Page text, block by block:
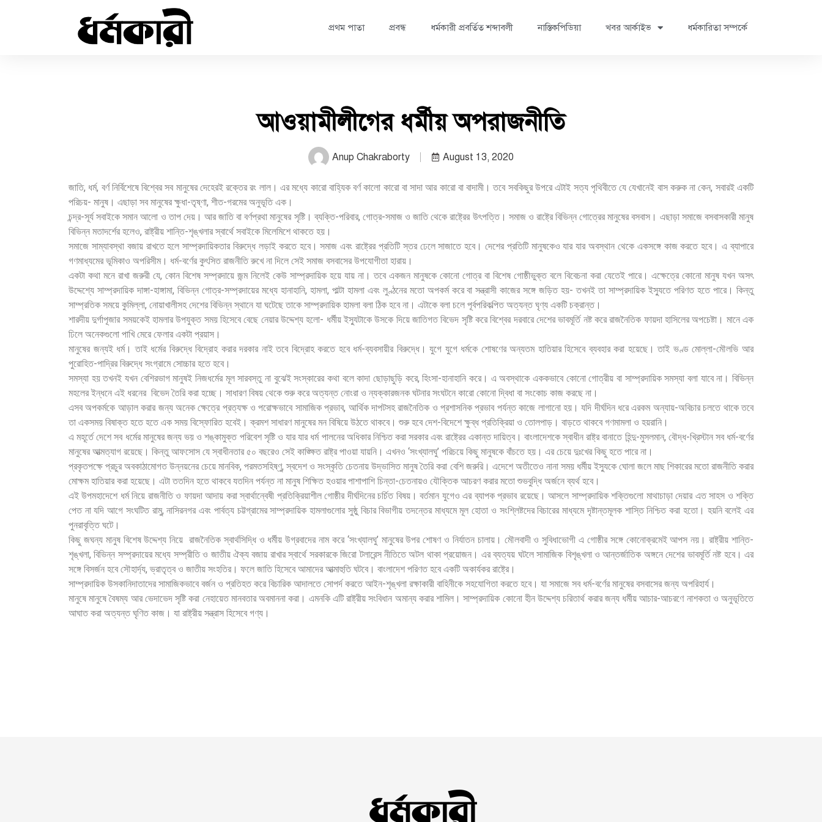
প্রথম পাতা প্রবন্ধ ধর্মকারী প্রবর্তিত শব্দাবলী নাস্তিকপিডিয়া খবর আর্কাইভ ধর্মকারিতা সম্পর্কে
আওয়ামীলীগের ধর্মীয় অপরাজনীতি
Anup Chakraborty August 13, 2020
জাতি, ধর্ম, বর্ণ নির্বিশেষে বিশ্বের সব মানুষের দেহেরই রক্তের রং লাল। এর মধ্যে কারো বাহ্যিক বর্ণ কালো কারো বা সাদা আর কারো বা বাদামী। তবে সবকিছুর উপরে এটাই সত্য পৃথিবীতে যে যেখানেই বাস করুক না কেন, সবারই একটি
পরিচয়- মানুষ। এছাড়া সব মানুষের ক্ষুধা-তৃষ্ণা, শীত-গরমের অনুভূতি এক।
চন্দ্র-সূর্য সবাইকে সমান আলো ও তাপ দেয়। আর জাতি বা বর্ণপ্রথা মানুষের সৃষ্টি। ব্যক্তি-পরিবার, গোত্র-সমাজ ও জাতি থেকে রাষ্ট্রের উৎপত্তি। সমাজ ও রাষ্ট্রে বিভিন্ন গোত্রের মানুষের বসবাস। এছাড়া সমাজে বসবাসকারী মানুষ
বিভিন্ন মতাদর্শের হলেও, রাষ্ট্রীয় শান্তি-শৃঙ্খলার স্বার্থে সবাইকে মিলেমিশে থাকতে হয়।
সমাজে সাম্যাবস্থা বজায় রাখতে হলে সাম্প্রদায়িকতার বিরুদ্ধে লড়াই করতে হবে। সমাজ এবং রাষ্ট্রের প্রতিটি স্তর ঢেলে সাজাতে হবে। দেশের প্রতিটি মানুষকেও যার যার অবস্থান থেকে একসঙ্গে কাজ করতে হবে। এ ব্যাপারে
গণমাধ্যমের ভূমিকাও অপরিসীম। ধর্ম-বর্ণের কুৎসিত রাজনীতি রুখে না দিলে সেই সমাজ বসবাসের উপযোগীতা হারায়।
একটা কথা মনে রাখা জরুরী যে, কোন বিশেষ সম্প্রদায়ে জন্ম নিলেই কেউ সাম্প্রদায়িক হয়ে যায় না। তবে একজন মানুষকে কোনো গোত্র বা বিশেষ গোষ্ঠীভুক্ত বলে বিবেচনা করা যেতেই পারে। এক্ষেত্রে কোনো মানুষ যখন অসৎ
উদ্দেশ্যে সাম্প্রদায়িক দাঙ্গা-হাঙ্গামা, বিভিন্ন গোত্র-সম্প্রদায়ের মধ্যে হানাহানি, হামলা, পাল্টা হামলা এবং লুণ্ঠনের মতো অপকর্ম করে বা সন্ত্রাসী কাজের সঙ্গে জড়িত হয়- তখনই তা সাম্প্রদায়িক ইস্যুতে পরিণত হতে পারে। কিন্তু
সাম্প্রতিক সময়ে কুমিল্লা, নোয়াখালীসহ দেশের বিভিন্ন স্থানে যা ঘটেছে তাকে সাম্প্রদায়িক হামলা বলা ঠিক হবে না। এটাকে বলা চলে পূর্বপরিকল্পিত অত্যন্ত ঘৃণ্য একটি চক্রান্ত।
শারদীয় দুর্গাপূজার সময়কেই হামলার উপযুক্ত সময় হিসেবে বেছে নেয়ার উদ্দেশ্য হলো- ধর্মীয় ইস্যুটাকে উসকে দিয়ে জাতিগত বিভেদ সৃষ্টি করে বিশ্বের দরবারে দেশের ভাবমূর্তি নষ্ট করে রাজনৈতিক ফায়দা হাসিলের অপচেষ্টা। মানে এক
ঢিলে অনেকগুলো পাখি মেরে ফেলার একটা প্রয়াস।
মানুষের জন্যই ধর্ম। তাই ধর্মের বিরুদ্ধে বিদ্রোহ করার দরকার নাই তবে বিদ্রোহ করতে হবে ধর্ম-ব্যবসায়ীর বিরুদ্ধে। যুগে যুগে ধর্মকে শোষণের অন্যতম হাতিয়ার হিসেবে ব্যবহার করা হয়েছে। তাই ভণ্ড মোল্লা-মৌলভি আর
পুরোহিত-পাদ্রির বিরুদ্ধে সংগ্রামে সোচ্চার হতে হবে।
সমস্যা হয় তখনই যখন বেশিরভাগ মানুষই নিজধর্মের মূল সারবস্তু না বুঝেই সংস্কারের কথা বলে কাদা ছোড়াছুড়ি করে, হিংসা-হানাহানি করে। এ অবস্থাকে এককভাবে কোনো গোত্রীয় বা সাম্প্রদায়িক সমস্যা বলা যাবে না। বিভিন্ন
মহলের ইন্ধনে এই ধরনের বিভেদ তৈরি করা হচ্ছে। সাধারণ বিষয় থেকে শুরু করে অত্যন্ত নোংরা ও ন্যক্কারজনক ঘটনার সংঘটনে কারো কোনো দ্বিধা বা সংকোচ কাজ করছে না।
এসব অপকর্মকে আড়াল করার জন্য অনেক ক্ষেত্রে প্রত্যক্ষ ও পরোক্ষভাবে সামাজিক প্রভাব, আর্থিক দাপটসহ রাজনৈতিক ও প্রশাসনিক প্রভাব পর্যন্ত কাজে লাগানো হয়। যদি দীর্ঘদিন ধরে এরকম অন্যায়-অবিচার চলতে থাকে তবে
তা একসময় বিষাক্ত হতে হতে এক সময় বিস্ফোরিত হবেই। ক্রমশ সাধারণ মানুষের মন বিষিয়ে উঠতে থাকবে। শুরু হবে দেশ-বিদেশে ক্ষুব্ধ প্রতিক্রিয়া ও তোলপাড়। বাড়তে থাকবে গণমামলা ও হয়রানি।
এ মহূর্তে দেশে সব ধর্মের মানুষের জন্য ভয় ও শঙ্কামুক্ত পরিবেশ সৃষ্টি ও যার যার ধর্ম পালনের অধিকার নিশ্চিত করা সরকার এবং রাষ্ট্রের একান্ত দায়িত্ব। বাংলাদেশকে স্বাধীন রাষ্ট্র বানাতে হিন্দু-মুসলমান, বৌদ্ধ-খ্রিস্টান সব ধর্ম-বর্ণের
মানুষের আত্মত্যাগ রয়েছে। কিন্তু আফসোস যে স্বাধীনতার ৫০ বছরেও সেই কাঙ্ক্ষিত রাষ্ট্র পাওয়া যায়নি। এখনও ‘সংখ্যালঘু’ পরিচয়ে কিছু মানুষকে বাঁচতে হয়। এর চেয়ে দুঃখের কিছু হতে পারে না।
প্রকৃতপক্ষে প্রচুর অবকাঠামোগত উন্নয়নের চেয়ে মানবিক, পরমতসহিষ্ণু, স্বদেশ ও সংস্কৃতি চেতনায় উদ্ভাসিত মানুষ তৈরি করা বেশি জরুরি। এদেশে অতীতেও নানা সময় ধর্মীয় ইস্যুকে ঘোলা জলে মাছ শিকারের মতো রাজনীতি করার
মোক্ষম হাতিয়ার করা হয়েছে। এটা ততদিন হতে থাকবে যতদিন পর্যন্ত না মানুষ শিক্ষিত হওয়ার পাশাপাশি চিন্তা-চেতনায়ও যৌক্তিক আচরণ করার মতো শুভবুদ্ধি অর্জনে ব্যর্থ হবে।
এই উপমহাদেশে ধর্ম নিয়ে রাজনীতি ও ফায়দা আদায় করা স্বার্থান্বেষী প্রতিক্রিয়াশীল গোষ্ঠীর দীর্ঘদিনের চর্চিত বিষয়। বর্তমান যুগেও এর ব্যাপক প্রভাব রয়েছে। আসলে সাম্প্রদায়িক শক্তিগুলো মাথাচাড়া দেয়ার এত সাহস ও শক্তি
পেত না যদি আগে সংঘটিত রামু, নাসিরনগর এবং পার্বত্য চট্টগ্রামের সাম্প্রদায়িক হামলাগুলোর সুষ্ঠু বিচার বিভাগীয় তদন্তের মাধ্যমে মূল হোতা ও সংশ্লিষ্টদের বিচারের মাধ্যমে দৃষ্টান্তমূলক শাস্তি নিশ্চিত করা হতো। হয়নি বলেই এর
পুনরাবৃত্তি ঘটে।
কিছু জঘন্য মানুষ বিশেষ উদ্দেশ্য নিয়ে রাজনৈতিক স্বার্থসিদ্ধি ও ধর্মীয় উগ্রবাদের নাম করে ‘সংখ্যালঘু’ মানুষের উপর শোষণ ও নির্যাতন চালায়। মৌলবাদী ও সুবিধাভোগী এ গোষ্ঠীর সঙ্গে কোনোক্রমেই আপস নয়। রাষ্ট্রীয় শান্তি-
শৃঙ্খলা, বিভিন্ন সম্প্রদায়ের মধ্যে সম্প্রীতি ও জাতীয় ঐক্য বজায় রাখার স্বার্থে সরকারকে জিরো টলারেন্স নীতিতে অটল থাকা প্রয়োজন। এর ব্যত্যয় ঘটলে সামাজিক বিশৃঙ্খলা ও আন্তর্জাতিক অঙ্গনে দেশের ভাবমূর্তি নষ্ট হবে। এর
সঙ্গে বিসর্জন হবে সৌহার্দ্য, ভ্রাতৃত্ব ও জাতীয় সংহতির। ফলে জাতি হিসেবে আমাদের আত্মাহুতি ঘটবে। বাংলাদেশ পরিণত হবে একটি অকার্যকর রাষ্ট্রে।
সাম্প্রদায়িক উসকানিদাতাদের সামাজিকভাবে বর্জন ও প্রতিহত করে বিচারিক আদালতে সোপর্দ করতে আইন-শৃঙ্খলা রক্ষাকারী বাহিনীকে সহযোগিতা করতে হবে। যা সমাজে সব ধর্ম-বর্ণের মানুষের বসবাসের জন্য অপরিহার্য।
মানুষে মানুষে বৈষম্য আর ভেদাভেদ সৃষ্টি করা নেহায়েত মানবতার অবমাননা করা। এমনকি এটি রাষ্ট্রীয় সংবিধান অমান্য করার শামিল। সাম্প্রদায়িক কোনো হীন উদ্দেশ্য চরিতার্থ করার জন্য ধর্মীয় আচার-আচরণে নাশকতা ও অনুভূতিতে
আঘাত করা অত্যন্ত ঘৃণিত কাজ। যা রাষ্ট্রীয় সন্ত্রাস হিসেবে গণ্য।